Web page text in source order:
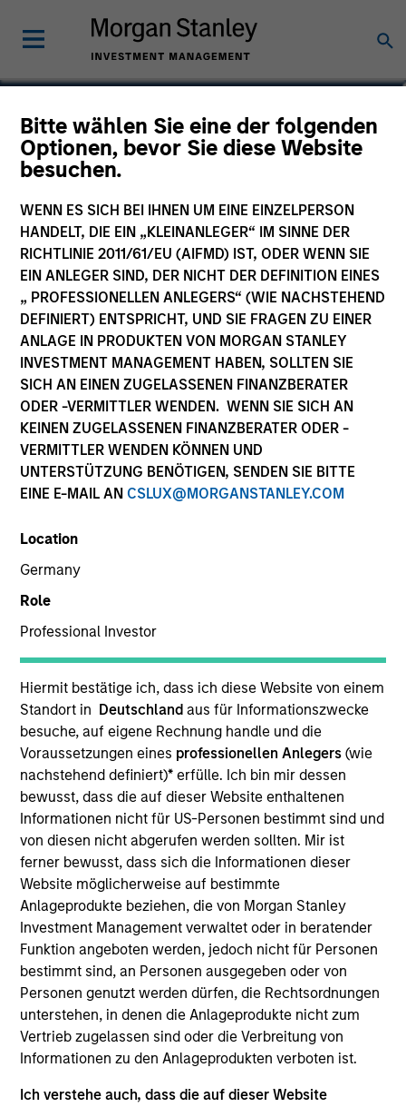
Bitte wählen Sie eine der folgenden
Optionen, bevor Sie diese Website
besuchen.
WENN ES SICH BEI IHNEN UM EINE EINZELPERSON
HANDELT, DIE EIN „KLEINANLEGER“ IM SINNE DER
RICHTLINIE 2011/61/EU (AIFMD) IST, ODER WENN SIE
EIN ANLEGER SIND, DER NICHT DER DEFINITION EINES
„ PROFESSIONELLEN ANLEGERS“ (WIE NACHSTEHEND
DEFINIERT) ENTSPRICHT, UND SIE FRAGEN ZU EINER
ANLAGE IN PRODUKTEN VON MORGAN STANLEY
INVESTMENT MANAGEMENT HABEN, SOLLTEN SIE
SICH AN EINEN ZUGELASSENEN FINANZBERATER
ODER -VERMITTLER WENDEN. WENN SIE SICH AN
KEINEN ZUGELASSENEN FINANZBERATER ODER -
VERMITTLER WENDEN KÖNNEN UND
UNTERSTÜTZUNG BENÖTIGEN, SENDEN SIE BITTE
EINE E-MAIL AN CSLUX@MORGANSTANLEY.COM
Location
Germany
Role
Professional Investor
Hiermit bestätige ich, dass ich diese Website von einem
Standort in Deutschland aus für Informationszwecke
besuche, auf eigene Rechnung handle und die
Voraussetzungen eines professionellen Anlegers(wie
nachstehend definiert)* erfülle. Ich bin mir dessen
bewusst, dass die auf dieser Website enthaltenen
Informationen nicht für US-Personen bestimmt sind und
von diesen nicht abgerufen werden sollten. Mir ist
ferner bewusst, dass sich die Informationen dieser
Website möglicherweise auf bestimmte
Anlageprodukte beziehen, die von Morgan Stanley
Investment Management verwaltet oder in beratender
Funktion angeboten werden, jedoch nicht für Personen
bestimmt sind, an Personen ausgegeben oder von
Personen genutzt werden dürfen, die Rechtsordnungen
unterstehen, in denen die Anlageprodukte nicht zum
Vertrieb zugelassen sind oder die Verbreitung von
Informationen zu den Anlageprodukten verboten ist.
Ich verstehe auch, dass die auf dieser Website
Didier Rosenfeld
Executive Director
24 Years
TEAM
Emerging Markets Equity Team
Didier is co-portfolio manager for the Passport
Equity strategies. He joined Morgan Stanley in 2024
and has 22 years of investment experience
managing international, global and U.S. equity
mandates. Prior to joining the firm, Didier was a
senior portfolio manager at GIC. Previously, he was
the head of International and Global Active Equity
strategies at State Street Global Advisors. Didier
received a Master of Business Administration with a
focus on Finance from Northeastern University and
a Master in Management with a focus on Finance
from Neoma Business School. He holds the
Chartered Financial Analyst designation.